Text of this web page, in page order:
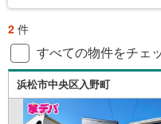
2 件
すべての物件をチェ
浜松市中央区入野町